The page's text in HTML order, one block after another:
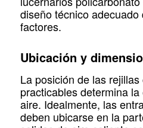
diseño técnico
factores.
Ubicación y
La posición de las
practicables determina
aire. Idealmente, las
deben ubicarse en la